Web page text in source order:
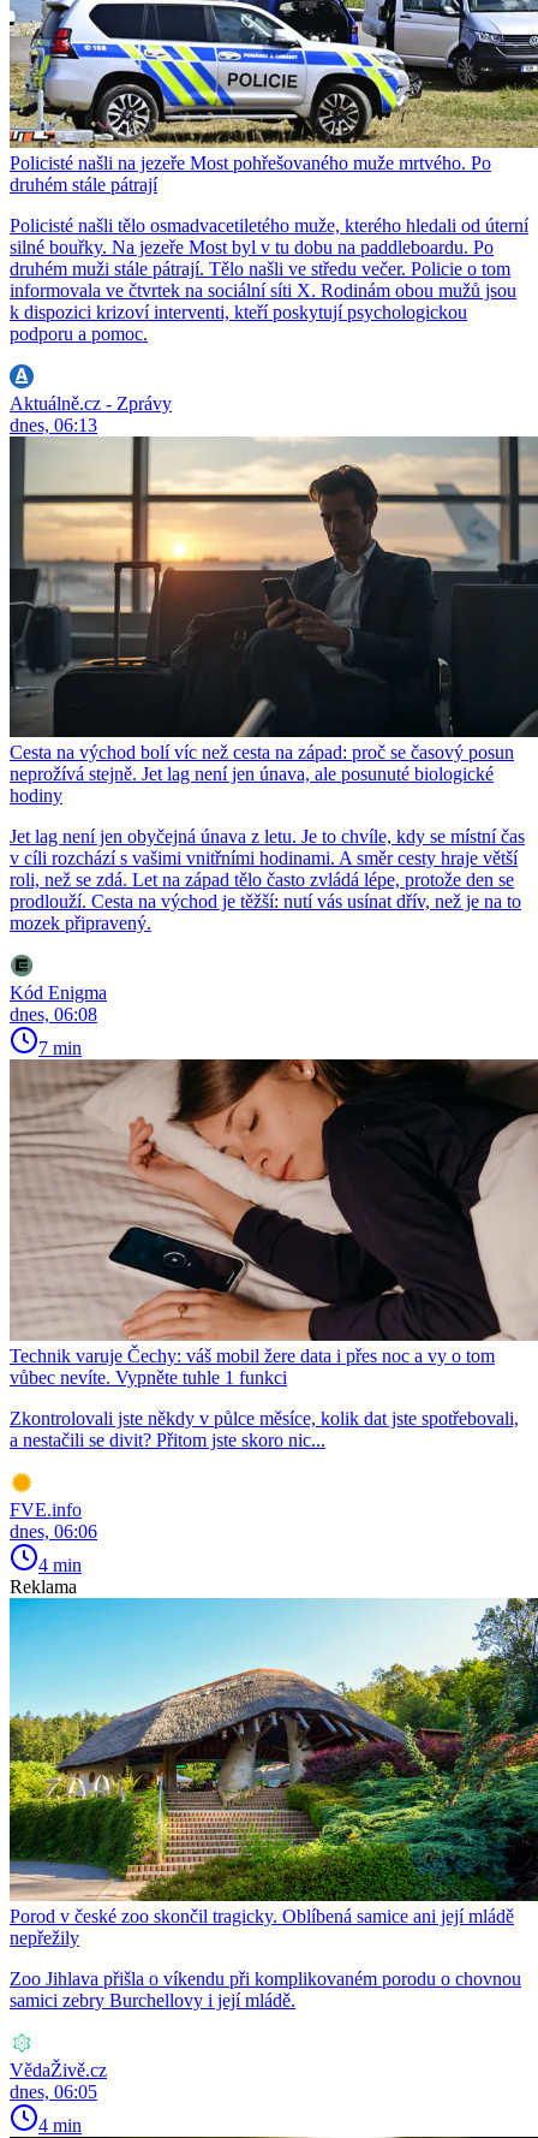
Policisté našli na jezeře Most pohřešovaného muže mrtvého. Po
druhém stále pátrají
Policisté našli tělo osmadvacetiletého muže, kterého hledali od úterní
silné bouřky. Na jezeře Most byl v tu dobu na paddleboardu. Po
druhém muži stále pátrají. Tělo našli ve středu večer. Policie o tom
informovala ve čtvrtek na sociální síti X. Rodinám obou mužů jsou
k dispozici krizoví interventi, kteří poskytují psychologickou
podporu a pomoc.
Aktuálně.cz - Zprávy
dnes, 06:13
Cesta na východ bolí víc než cesta na západ: proč se časový posun
neprožívá stejně. Jet lag není jen únava, ale posunuté biologické
hodiny
Jet lag není jen obyčejná únava z letu. Je to chvíle, kdy se místní čas
v cíli rozchází s vašimi vnitřními hodinami. A směr cesty hraje větší
roli, než se zdá. Let na západ tělo často zvládá lépe, protože den se
prodlouží. Cesta na východ je těžší: nutí vás usínat dřív, než je na to
mozek připravený.
Kód Enigma
dnes, 06:08
7 min
Technik varuje Čechy: váš mobil žere data i přes noc a vy o tom
vůbec nevíte. Vypněte tuhle 1 funkci
Zkontrolovali jste někdy v půlce měsíce, kolik dat jste spotřebovali,
a nestačili se divit? Přitom jste skoro nic...
FVE.info
dnes, 06:06
4 min
Reklama
Porod v české zoo skončil tragicky. Oblíbená samice ani její mládě
nepřežily
Zoo Jihlava přišla o víkendu při komplikovaném porodu o chovnou
samici zebry Burchellovy i její mládě.
VědaŽivě.cz
dnes, 06:05
4 min